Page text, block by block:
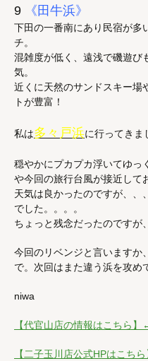
9 《田牛浜》
下田の一番南にあり民宿が多
チ。
混雑度が低く、遠浅で磯遊び
気。
近くに天然のサンドスキー場
トが豊富！
私は多々戸浜に行ってきま
穏やかにプカプカ浮いてゆっ
や今回の旅行台風が接近して
天気は良かったのですが、、
でした。。。。
ちょっと残念だったのですが
今回のリベンジと言いますか
で。次回はまた違う浜を攻め
niwa
【代官山店の情報はこちら
【二子玉川店公式HPはこち